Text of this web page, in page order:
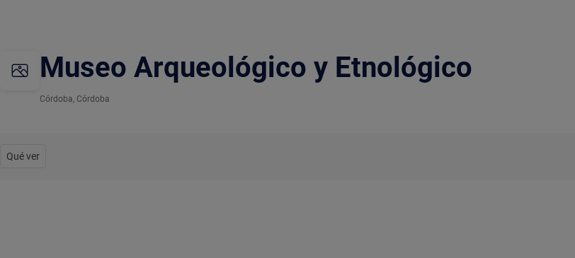
Museo Arqueológico y Etnológico
Córdoba, Córdoba
Qué ver